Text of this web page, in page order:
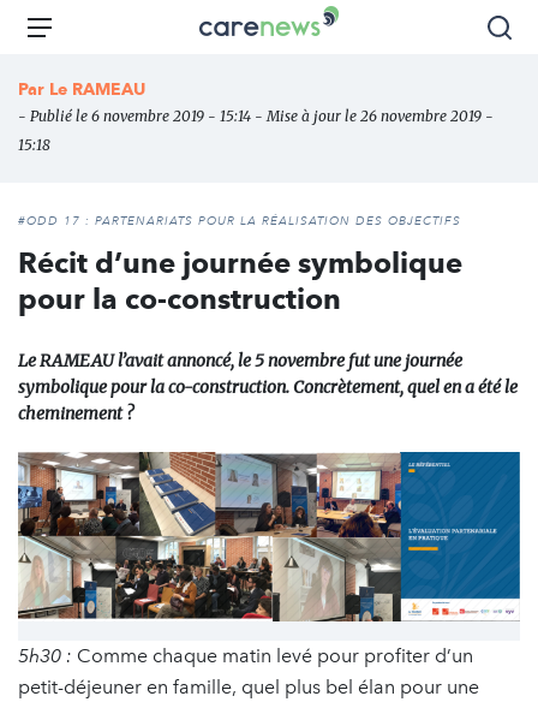
Aller
principal
Carenews,
des
Menu
Par Le RAMEAU
- Publié le 6 novembre 2019 - 15:14 - Mise à jour le 26 novembre 2019 -
15:18
#ODD 17 : PARTENARIATS POUR LA RÉALISATION DES OBJECTIFS
Récit d’une journée symbolique
pour la co-construction
Le RAMEAU l’avait annoncé, le 5 novembre fut une journée
symbolique pour la co-construction. Concrètement, quel en a été le
cheminement ?
5h30 : Comme chaque matin levé pour profiter d’un
petit-déjeuner en famille, quel plus bel élan pour une